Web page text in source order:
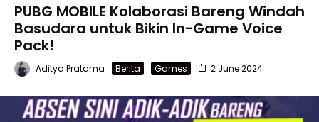
PUBG MOBILE Kolaborasi Bareng Windah
Basudara untuk Bikin In-Game Voice
Pack!
Aditya Pratama Berita Games 2 June 2024